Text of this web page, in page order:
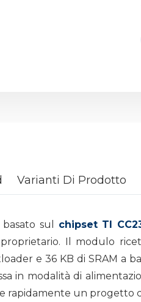
Varianti Di Prodotto
sul chipset TI
proprietario. Il modulo
e 36 KB di SRAM a
in modalità di
un progetto